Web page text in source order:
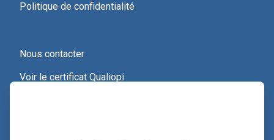
Politique de confidentialité
Nous contacter
Voir le certificat Qualiopi